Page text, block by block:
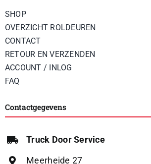
SHOP
OVERZICHT ROLDEUREN
CONTACT
RETOUR EN VERZENDEN
ACCOUNT / INLOG
FAQ
Contactgegevens
Truck Door Service
Meerheide 27